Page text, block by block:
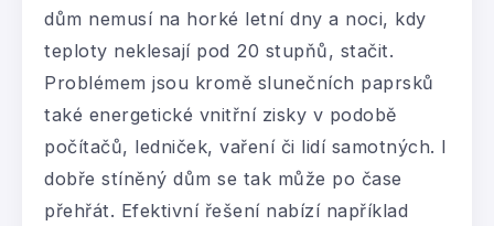
dům nemusí na horké letní dny a noci, kdy
teploty neklesají pod 20 stupňů, stačit.
Problémem jsou kromě slunečních paprsků
také energetické vnitřní zisky v podobě
počítačů, ledniček, vaření či lidí samotných. I
dobře stíněný dům se tak může po čase
přehřát. Efektivní řešení nabízí například